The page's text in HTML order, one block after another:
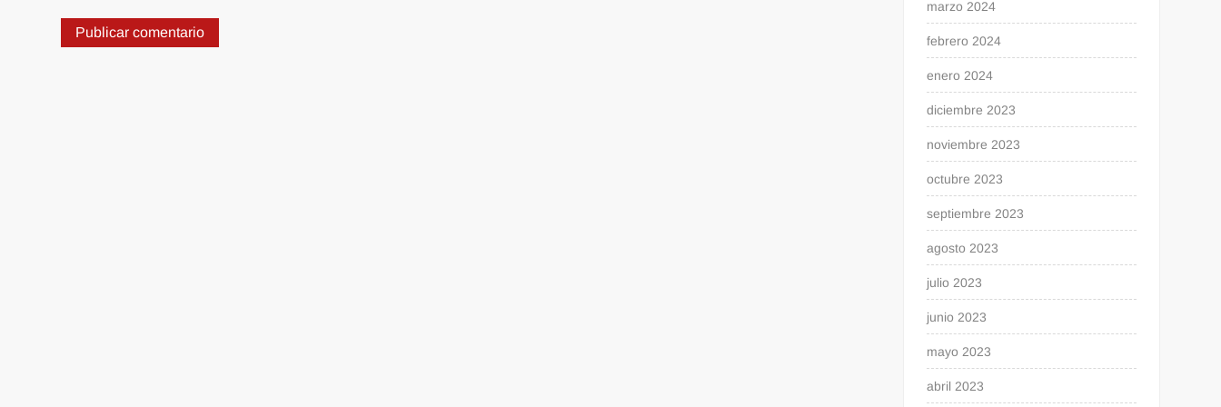
marzo 2024
febrero 2024
enero 2024
diciembre 2023
noviembre 2023
octubre 2023
septiembre 2023
agosto 2023
julio 2023
junio 2023
mayo 2023
abril 2023